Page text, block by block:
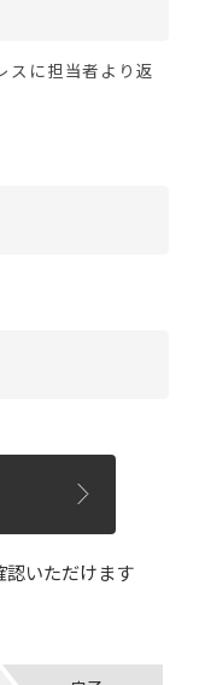
スに担当者より返
認いただけます